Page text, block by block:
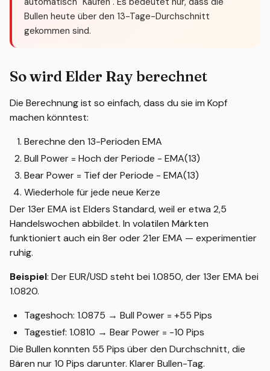
Bullen heute über den 13-Tage-Durchschnitt
gekommen sind.
So wird Elder Ray berechnet
Die Berechnung ist so einfach, dass du sie im Kopf
machen könntest:
Berechne den 13-Perioden EMA
Bull Power = Hoch der Periode - EMA(13)
Bear Power = Tief der Periode - EMA(13)
Wiederhole für jede neue Kerze
Der 13er EMA ist Elders Standard, weil er etwa 2,5
Handelswochen abbildet. In volatilen Märkten
funktioniert auch ein 8er oder 21er EMA — experimentier
ruhig.
Beispiel: Der EUR/USD steht bei 1.0850, der 13er EMA bei
1.0820.
Tageshoch: 1.0875 → Bull Power = +55 Pips
Tagestief: 1.0810 → Bear Power = -10 Pips
Die Bullen konnten 55 Pips über den Durchschnitt, die
Bären nur 10 Pips darunter. Klarer Bullen-Tag.